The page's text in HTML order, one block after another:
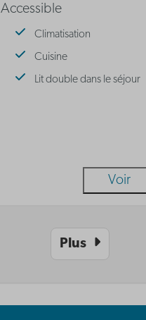
Accessible
Climatisation
Cuisine
Lit double dans le séjour
Voir
Plus